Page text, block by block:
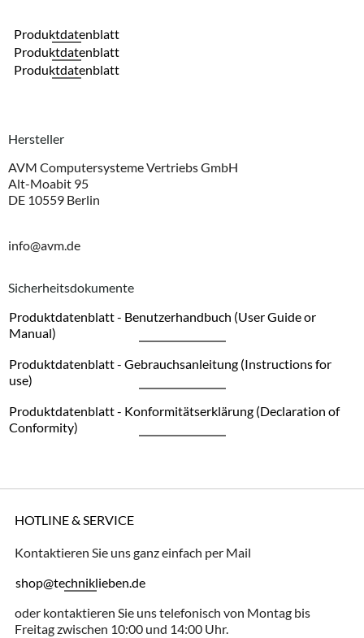
Produktdatenblatt
Produktdatenblatt
Produktdatenblatt
Hersteller
AVM Computersysteme Vertriebs GmbH
Alt-Moabit 95
DE 10559 Berlin
info@avm.de
Sicherheitsdokumente
Produktdatenblatt - Benutzerhandbuch (User Guide or
Manual)
Produktdatenblatt - Gebrauchsanleitung (Instructions for
use)
Produktdatenblatt - Konformitätserklärung (Declaration of
Conformity)
HOTLINE & SERVICE
Kontaktieren Sie uns ganz einfach per Mail
shop@techniklieben.de
oder kontaktieren Sie uns telefonisch von Montag bis
Freitag zwischen 10:00 und 14:00 Uhr.